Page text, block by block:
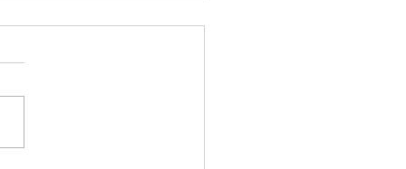
si este es
en reconstruir la